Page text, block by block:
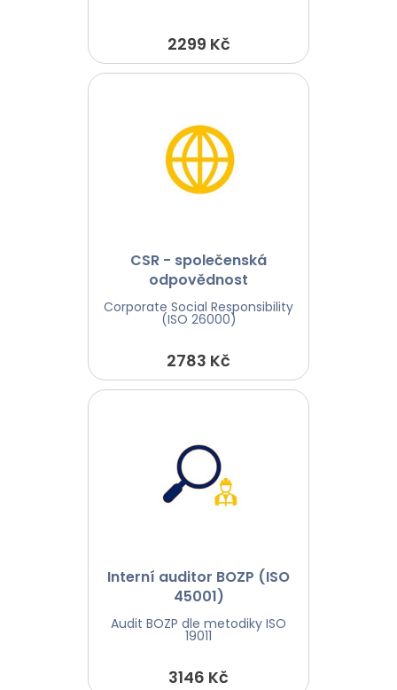
2299 Kč
CSR - společenská
odpovědnost
Corporate Social Responsibility
(ISO 26000)
2783 Kč
Interní auditor BOZP (ISO
45001)
Audit BOZP dle metodiky ISO
19011
3146 Kč